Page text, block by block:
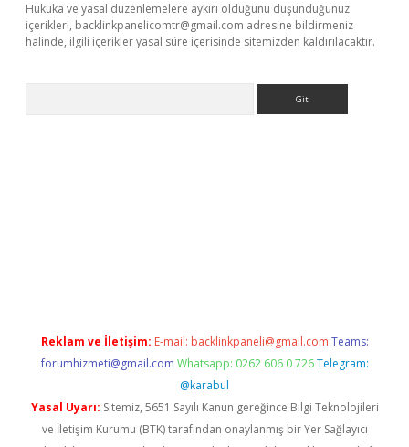
Hukuka ve yasal düzenlemelere aykırı olduğunu düşündüğünüz
içerikleri, backlinkpanelicomtr@gmail.com adresine bildirmeniz
halinde, ilgili içerikler yasal süre içerisinde sitemizden kaldırılacaktır.
Reklam ve İletişim: E-mail: backlinkpaneli@gmail.com Teams:
forumhizmeti@gmail.com Whatsapp: 0262 606 0 726 Telegram:
@karabul
Yasal Uyarı: Sitemiz, 5651 Sayılı Kanun gereğince Bilgi Teknolojileri
ve İletişim Kurumu (BTK) tarafından onaylanmış bir Yer Sağlayıcı